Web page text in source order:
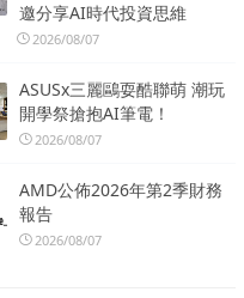
邀分享AI時代投資思維
2026/08/07
ASUSx三麗鷗耍酷聯萌 潮玩
開學祭搶抱AI筆電！
2026/08/07
AMD公佈2026年第2季財務
報告
2026/08/07